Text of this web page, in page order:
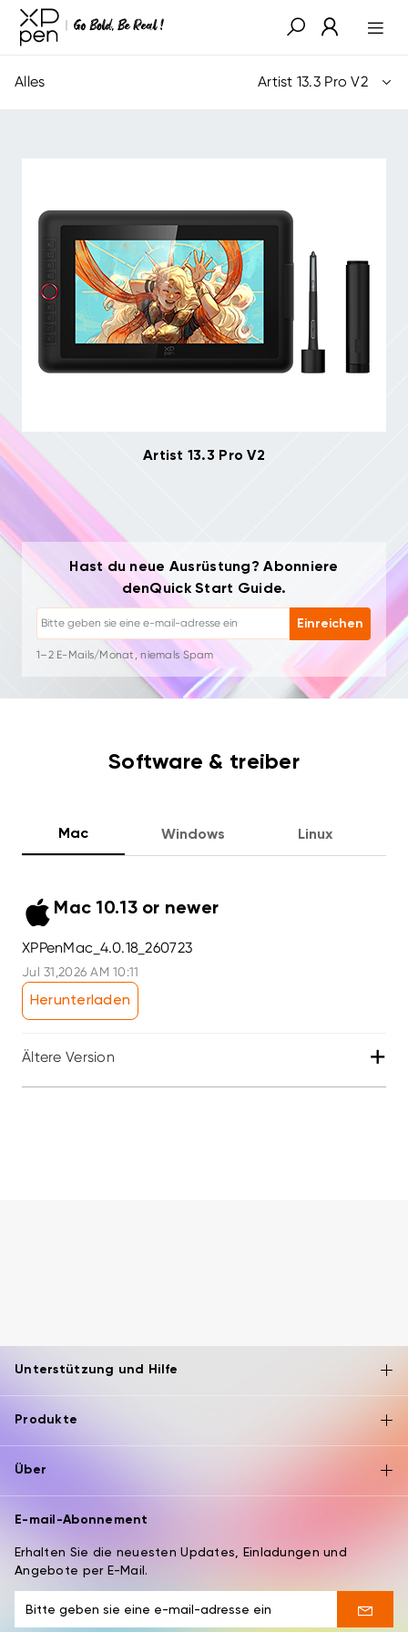
Alles Artist 13.3 Pro V2
Artist 13.3 Pro V2
Hast du neue Ausrüstung? Abonniere
denQuick Start Guide.
Einreichen
Abmelden: Jederzeit mit einem Klick
Zeichen-Tutorials
Tipps & Fehlerbehebung
Neue Produkte & Angebote
Künstlergeschichten & Inspiration
1–2 E-Mails/Monat, niemals Spam
Deine E-Mail wird nur für angeforderte Inhalte verwendet
Abmelden: Jederzeit mit einem Klick
Software & treiber
Mac Windows Linux
Mac 10.13 or newer
XPPenMac_4.0.18_260723
Jul 31,2026 AM 10:11
Herunterladen
Ältere Version +
Unterstützung und Hilfe
Produkte
Über
E-mail-Abonnement
Erhalten Sie die neuesten Updates, Einladungen und
Angebote per E-Mail.